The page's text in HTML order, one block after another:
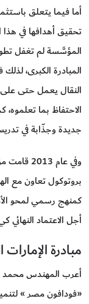
أما فيما يتعلق
تحقيق أهدافها في
المؤسَّسة لم تغفل
المبادرة الكبرى،
النقال يعمل حتى
الاحتفاظ بما
جديدة وجذّابة في
وفي عام
بروتوكول تعاون مع
كمنهج رسمي لمحو
أجل الاعتماد
مبادرة الإمارات
أعرب المهندس
«فودافون مصر »